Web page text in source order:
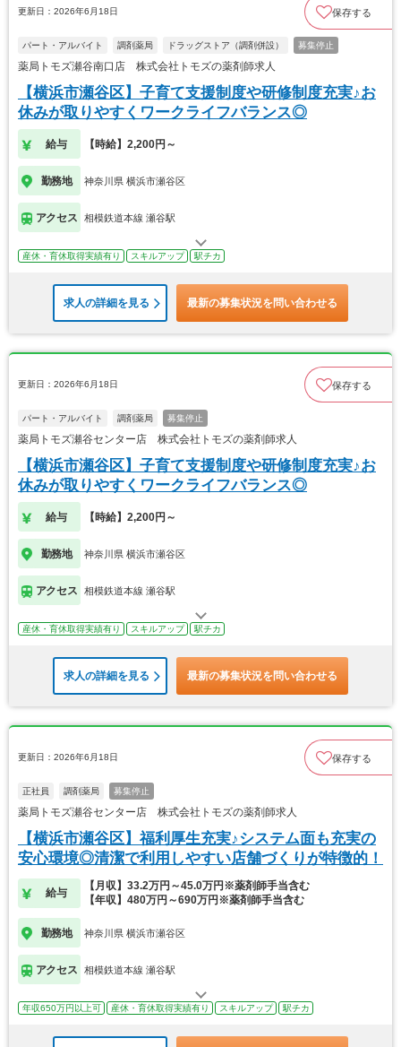
更新日：2026年6月18日 保存する
パート・アルバイト 調剤薬局 ドラッグストア（調剤併設） 募集停止
薬局トモズ瀬谷南口店 株式会社トモズの薬剤師求人
【横浜市瀬谷区】子育て支援制度や研修制度充実♪お
休みが取りやすくワークライフバランス◎
給与 【時給】2,200円～
勤務地 神奈川県 横浜市瀬谷区
アクセス 相模鉄道本線 瀬谷駅
産休・育休取得実績有り スキルアップ 駅チカ
求人の詳細を見る 最新の募集状況を問い合わせる
更新日：2026年6月18日 保存する
パート・アルバイト 調剤薬局 募集停止
薬局トモズ瀬谷センター店 株式会社トモズの薬剤師求人
【横浜市瀬谷区】子育て支援制度や研修制度充実♪お
休みが取りやすくワークライフバランス◎
給与 【時給】2,200円～
勤務地 神奈川県 横浜市瀬谷区
アクセス 相模鉄道本線 瀬谷駅
産休・育休取得実績有り スキルアップ 駅チカ
求人の詳細を見る 最新の募集状況を問い合わせる
更新日：2026年6月18日 保存する
正社員 調剤薬局 募集停止
薬局トモズ瀬谷センター店 株式会社トモズの薬剤師求人
【横浜市瀬谷区】福利厚生充実♪システム面も充実の
安心環境◎清潔で利用しやすい店舗づくりが特徴的！
給与
【月収】33.2万円～45.0万円※薬剤師手当含む
【年収】480万円～690万円※薬剤師手当含む
勤務地 神奈川県 横浜市瀬谷区
アクセス 相模鉄道本線 瀬谷駅
年収650万円以上可 産休・育休取得実績有り スキルアップ 駅チカ